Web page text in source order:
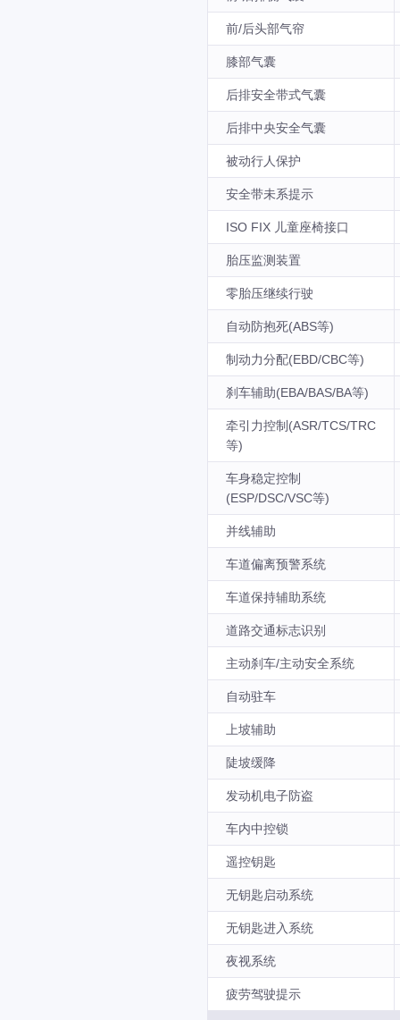
前/后头部气帘
膝部气囊
后排安全带式气囊
后排中央安全气囊
被动行人保护
安全带未系提示
ISO FIX 儿童座椅接口
胎压监测装置
零胎压继续行驶
自动防抱死(ABS等)
制动力分配(EBD/CBC等)
刹车辅助(EBA/BAS/BA等)
牵引力控制(ASR/TCS/TRC
等)
车身稳定控制
(ESP/DSC/VSC等)
并线辅助
车道偏离预警系统
车道保持辅助系统
道路交通标志识别
主动刹车/主动安全系统
自动驻车
上坡辅助
陡坡缓降
发动机电子防盗
车内中控锁
遥控钥匙
无钥匙启动系统
无钥匙进入系统
夜视系统
疲劳驾驶提示